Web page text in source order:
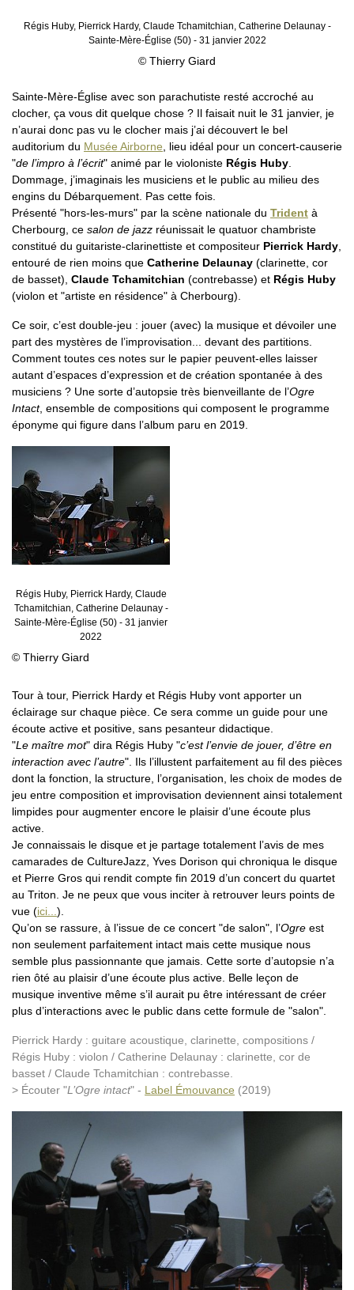
Régis Huby, Pierrick Hardy, Claude Tchamitchian, Catherine Delaunay -
Sainte-Mère-Église (50) - 31 janvier 2022
© Thierry Giard
Sainte-Mère-Église avec son parachutiste resté accroché au
clocher, ça vous dit quelque chose ? Il faisait nuit le 31 janvier, je
n’aurai donc pas vu le clocher mais j’ai découvert le bel
auditorium du Musée Airborne , lieu idéal pour un concert-causerie
"de l’impro à l’écrit" animé par le violoniste Régis Huby
Dommage, j’imaginais les musiciens et le public au milieu des
engins du Débarquement. Pas cette fois.
Présenté "hors-les-murs" par la scène nationale du Trident à
Cherbourg, ce salon de jazz réunissait le quatuor chambriste
constitué du guitariste-clarinettiste et compositeur Pierrick Hardy
entouré de rien moins que Catherine Delaunay (clarinette, cor
de basset), Claude Tchamitchian (contrebasse) et Régis Huby
(violon et "artiste en résidence" à Cherbourg).
Ce soir, c’est double-jeu : jouer (avec) la musique et dévoiler une
part des mystères de l’improvisation... devant des partitions.
Comment toutes ces notes sur le papier peuvent-elles laisser
autant d’espaces d’expression et de création spontanée à des
musiciens ? Une sorte d’autopsie très bienveillante de l’Ogre
Intact, ensemble de compositions qui composent le programme
éponyme qui figure dans l’album paru en 2019.
Régis Huby, Pierrick Hardy, Claude
Tchamitchian, Catherine Delaunay -
Sainte-Mère-Église (50) - 31 janvier
2022
© Thierry Giard
Tour à tour, Pierrick Hardy et Régis Huby vont apporter un
éclairage sur chaque pièce. Ce sera comme un guide pour une
écoute active et positive, sans pesanteur didactique.
"Le maître mot" dira Régis Huby "c’est l’envie de jouer, d’être en
interaction avec l’autre". Ils l’illustent parfaitement au fil des pièces
dont la fonction, la structure, l’organisation, les choix de modes de
jeu entre composition et improvisation deviennent ainsi totalement
limpides pour augmenter encore le plaisir d’une écoute plus
active.
Je connaissais le disque et je partage totalement l’avis de mes
camarades de CultureJazz, Yves Dorison qui chroniqua le disque
et Pierre Gros qui rendit compte fin 2019 d’un concert du quartet
au Triton. Je ne peux que vous inciter à retrouver leurs points de
vue (ici... ).
Qu’on se rassure, à l’issue de ce concert "de salon", l’Ogre est
non seulement parfaitement intact mais cette musique nous
semble plus passionnante que jamais. Cette sorte d’autopsie n’a
rien ôté au plaisir d’une écoute plus active. Belle leçon de
musique inventive même s’il aurait pu être intéressant de créer
plus d’interactions avec le public dans cette formule de "salon".
Pierrick Hardy : guitare acoustique, clarinette, compositions /
Régis Huby : violon / Catherine Delaunay : clarinette, cor de
basset / Claude Tchamitchian : contrebasse.
> Écouter "L’Ogre intact" - Label Émouvance (2019)